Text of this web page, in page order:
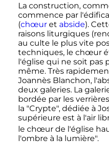
La construction,
commence par
(chœuret abside).
raisons liturgiques
au culte le plus vite
techniques, le chœur
l'église qui ne soit pas
même. Très
Joannès Blanchon,
deux galeries. La
bordée par les
la "Crypte", dédiée à
supérieure est à l'air
le chœur de l'église
l'ombre à la lumière".